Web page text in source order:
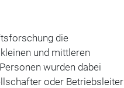
die
und mittleren
wurden dabei
oder Betriebsleiter